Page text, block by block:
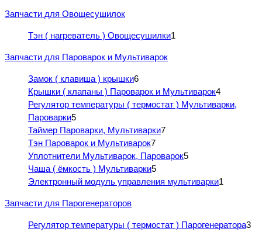
Запчасти для Овощесушилок
Тэн ( нагреватель ) Овощесушилки1
Запчасти для Пароварок и Мультиварок
Замок ( клавиша ) крышки6
Крышки ( клапаны ) Пароварок и Мультиварок4
Регулятор температуры ( термостат ) Мультиварки,
Пароварки5
Таймер Пароварки, Мультиварки7
Тэн Пароварок и Мультиварок7
Уплотнители Мультиварок, Пароварок5
Чаша ( ёмкость ) Мультиварки5
Электронный модуль управления мультиварки1
Запчасти для Парогенераторов
Регулятор температуры ( термостат ) Парогенератора3